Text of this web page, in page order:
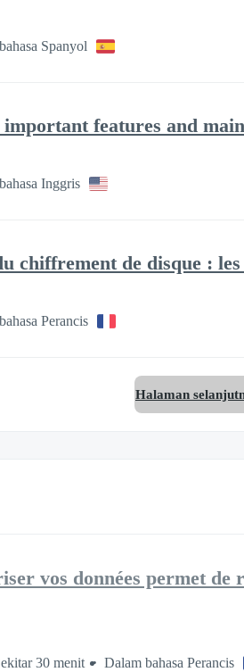
Spanyol
features and
Inggris
chiffrement de disque :
Perancis
Halaman
vos données permet de
30 menit Dalam bahasa Perancis